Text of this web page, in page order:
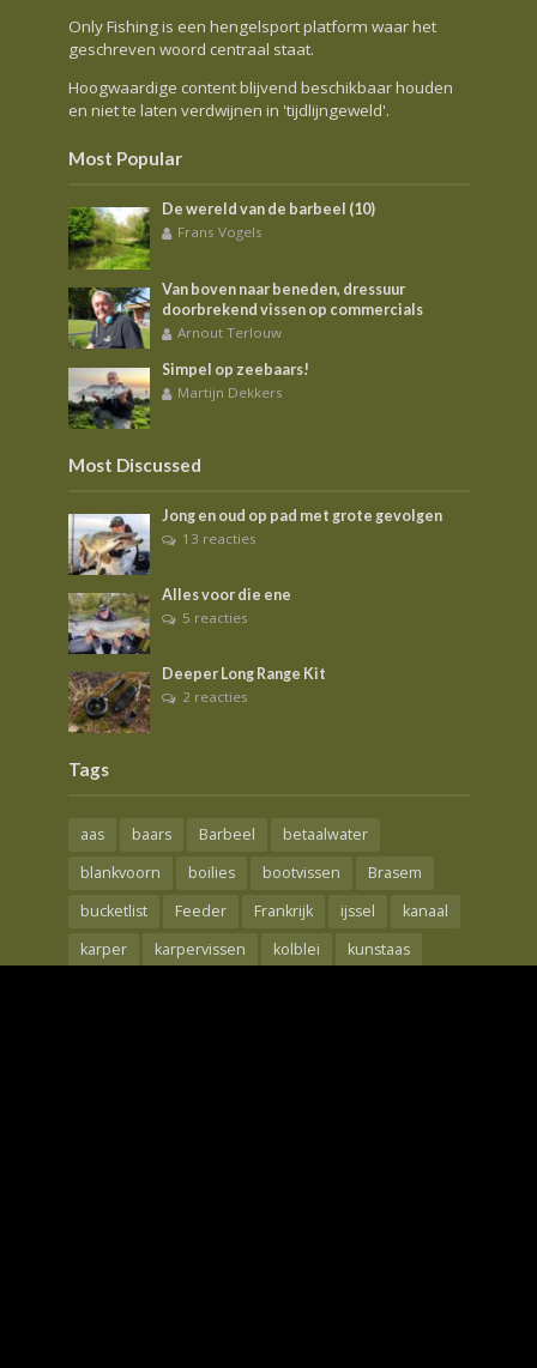
Only Fishing is een hengelsport platform waar het
geschreven woord centraal staat.
Hoogwaardige content blijvend beschikbaar houden
en niet te laten verdwijnen in 'tijdlijngeweld'.
Most Popular
De wereld van de barbeel (10)
Frans Vogels
Van boven naar beneden, dressuur
doorbrekend vissen op commercials
Arnout Terlouw
Simpel op zeebaars!
Martijn Dekkers
Most Discussed
Jong en oud op pad met grote gevolgen
13 reacties
Alles voor die ene
5 reacties
Deeper Long Range Kit
2 reacties
Tags
aas baars Barbeel
betaalwater
blankvoorn
boilies bootvissen
Brasem
bucketlist
Feeder Frankrijk ijssel
kanaal
karper
karpervissen kolblei
kunstaas